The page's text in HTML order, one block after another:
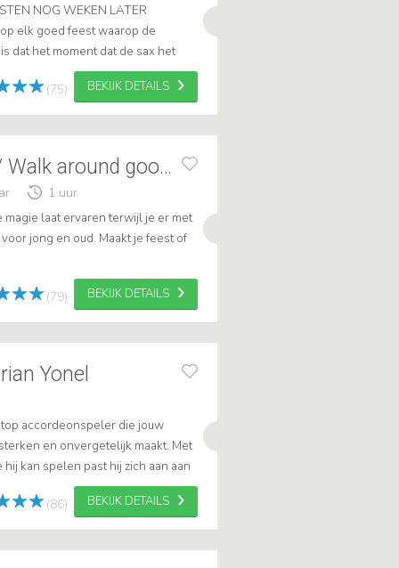
NOG WEKEN LATER
elk goed feest waarop de
dat het moment dat de sax het
is precies wat ik doe: ik loop het
(75) BEKIJK DETAILS
Jeffrey:Close up/ Walk around goochelaar
1 uur
laat ervaren terwijl je er met
jong en oud. Maakt je feest of
(79) BEKIJK DETAILS
Yonel
accordeonspeler die jouw
en onvergetelijk maakt. Met
kan spelen past hij zich aan aan
accordeonist Florian nu v...
(86) BEKIJK DETAILS